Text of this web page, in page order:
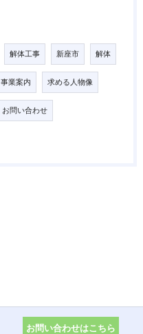
解体工事 新座市 解体
事業案内 求める人物像
お問い合わせ
お問い合わせはこちら